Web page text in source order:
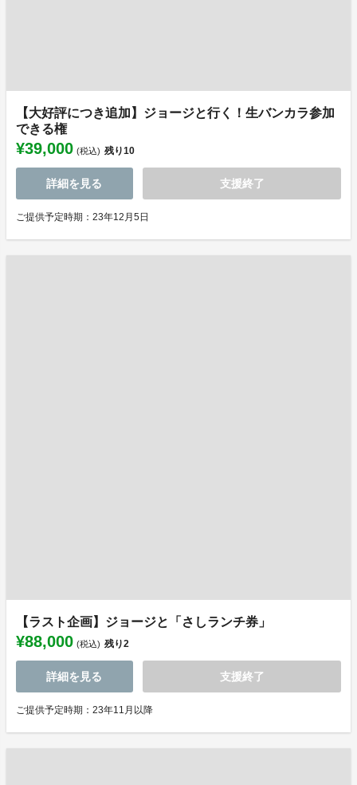
【大好評につき追加】ジョージと行く！生バンカラ参加
できる権
¥39,000 (税込) 残り10
詳細を見る 支援終了
ご提供予定時期：23年12月5日
【ラスト企画】ジョージと「さしランチ券」
¥88,000 (税込) 残り2
詳細を見る 支援終了
ご提供予定時期：23年11月以降